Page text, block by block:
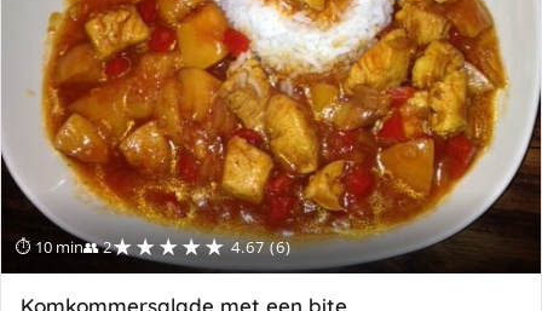
⏱ 10 min👥 2★★★★★ 4.67 (6)
Komkommersalade met een bite